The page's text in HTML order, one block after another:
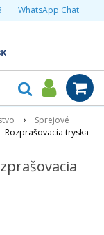
WhatsApp Chat
Sprejové
Rozprašovacia tryska